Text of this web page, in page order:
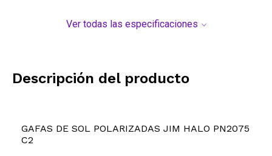
Ver todas las especificaciones
Descripción del producto
GAFAS DE SOL POLARIZADAS JIM HALO PN2075
C2